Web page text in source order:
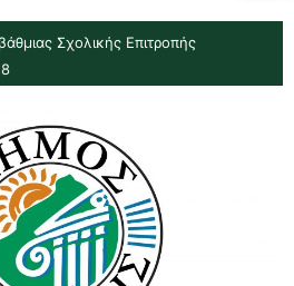
Σχολικής Επιτροπής